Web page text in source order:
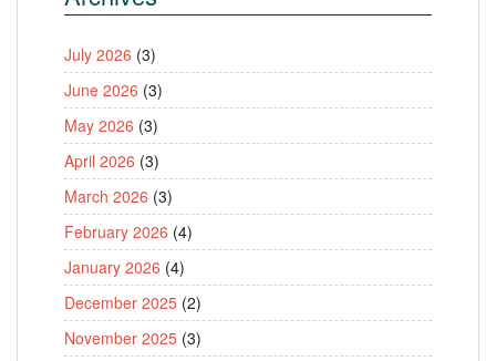
July 2026 (3)
June 2026 (3)
May 2026 (3)
April 2026 (3)
March 2026 (3)
February 2026 (4)
January 2026 (4)
December 2025 (2)
November 2025 (3)